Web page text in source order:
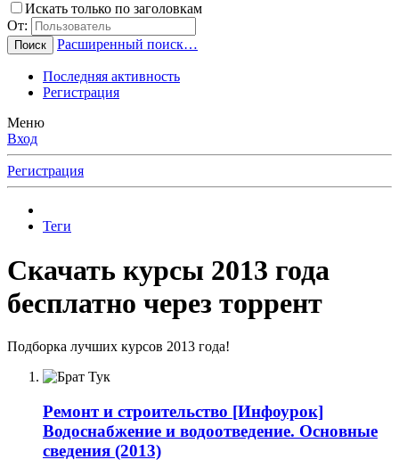
Искать только по заголовкам
От:
Поиск Расширенный поиск…
Последняя активность
Регистрация
Меню
Вход
Регистрация
Теги
Скачать курсы 2013 года
бесплатно через торрент
Подборка лучших курсов 2013 года!
Ремонт и строительство [Инфоурок]
Водоснабжение и водоотведение. Основные
сведения (2013)